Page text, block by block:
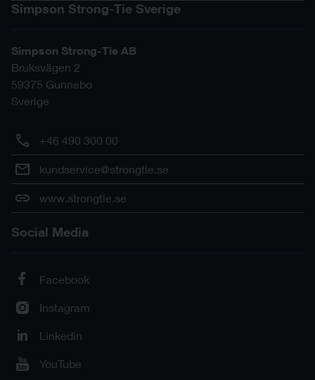
Simpson Strong-Tie Sverige
Simpson Strong-Tie AB
Bruksvägen 2
59375 Gunnebo
Sverige
+46 490 300 00
kundservice@strongtie.se
www.strongtie.se
Social Media
Facebook
Instagram
Linkedin
YouTube